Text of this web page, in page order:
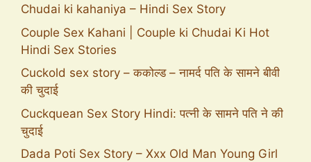
Chudai ki kahaniya – Hindi Sex Story
Couple Sex Kahani | Couple ki Chudai Ki Hot
Hindi Sex Stories
Cuckold sex story – ककोल्ड – नामर्द पति के सामने बीवी
की चुदाई
Cuckquean Sex Story Hindi: पत्नी के सामने पति ने की
चुदाई
Dada Poti Sex Story – Xxx Old Man Young Girl